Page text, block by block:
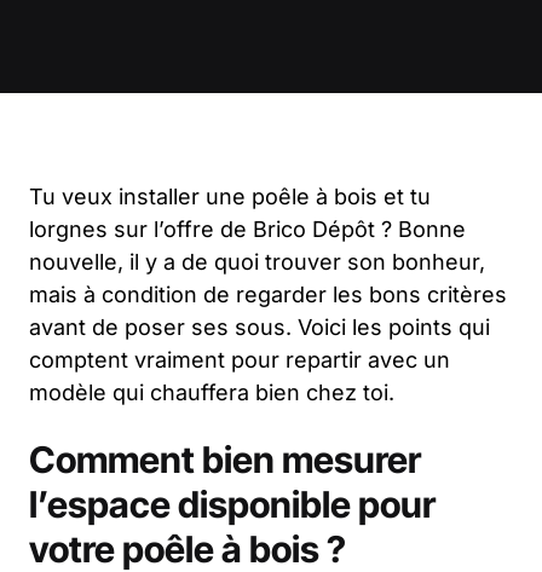
Tu veux installer une poêle à bois et tu
lorgnes sur l’offre de Brico Dépôt ? Bonne
nouvelle, il y a de quoi trouver son bonheur,
mais à condition de regarder les bons critères
avant de poser ses sous. Voici les points qui
comptent vraiment pour repartir avec un
modèle qui chauffera bien chez toi.
Comment bien mesurer
l’espace disponible pour
votre poêle à bois ?